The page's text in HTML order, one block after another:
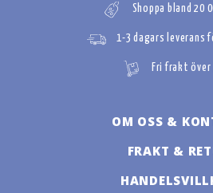
Shoppa bland 20
1-3 dagars leverans
Fri frakt över
OM OSS &
FRAKT &